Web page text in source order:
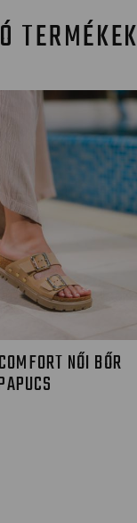
TERMÉKEK
NŐI BŐR